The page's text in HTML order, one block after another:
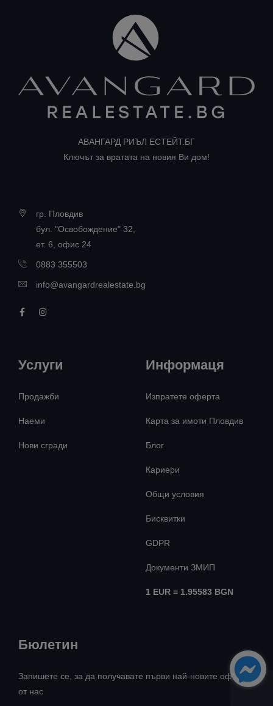
АВАНГАРД РИЪЛ ЕСТЕЙТ.БГ
Ключът за вратата на новия Ви дом!
гр. Пловдив
бул. "Освобождение" 32,
ет. 6, офис 24
0883 355503
info@avangardrealestate.bg
Услуги
Продажби
Наеми
Нови сгради
Информаця
Изпратете оферта
Карта за имоти Пловдив
Блог
Кариери
Общи условия
Бисквитки
GDPR
Документи ЗМИП
1 EUR = 1.95583 BGN
Бюлетин
Запишете се, за да получавате първи най-новите оферти
от нас